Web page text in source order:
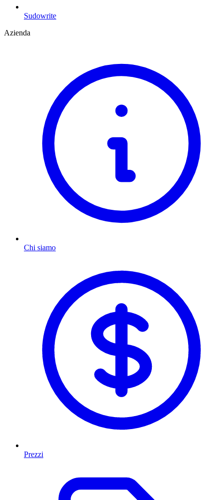
Sudowrite
Azienda
Chi siamo
Prezzi